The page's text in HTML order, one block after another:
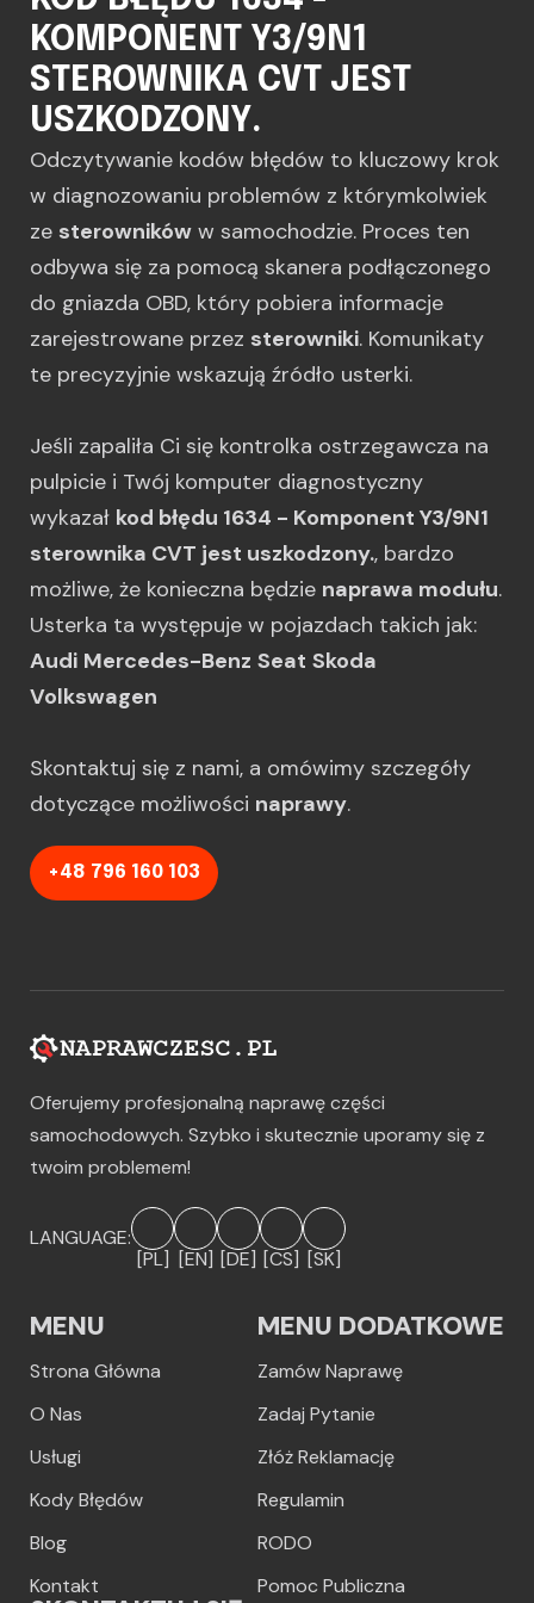
KOMPONENT Y3/9N1
STEROWNIKA CVT JEST
USZKODZONY.
Odczytywanie kodów błędów to kluczowy krok
w diagnozowaniu problemów z którymkolwiek
ze sterowników w samochodzie. Proces ten
odbywa się za pomocą skanera podłączonego
do gniazda OBD, który pobiera informacje
zarejestrowane przez sterowniki. Komunikaty
te precyzyjnie wskazują źródło usterki.
Jeśli zapaliła Ci się kontrolka ostrzegawcza na
pulpicie i Twój komputer diagnostyczny
wykazał kod błędu 1634 - Komponent Y3/9N1
sterownika CVT jest uszkodzony., bardzo
możliwe, że konieczna będzie naprawa modułu.
Usterka ta występuje w pojazdach takich jak:
Audi Mercedes-Benz Seat Skoda
Volkswagen
Skontaktuj się z nami, a omówimy szczegóły
dotyczące możliwości naprawy.
+48 796 160 103
Oferujemy profesjonalną naprawę części
samochodowych. Szybko i skutecznie uporamy się z
twoim problemem!
LANGUAGE:
[PL] [EN] [DE] [CS] [SK]
MENU
Strona Główna
O Nas
Usługi
Kody Błędów
Blog
Kontakt
MENU DODATKOWE
Zamów Naprawę
Zadaj Pytanie
Złóż Reklamację
Regulamin
RODO
Pomoc Publiczna